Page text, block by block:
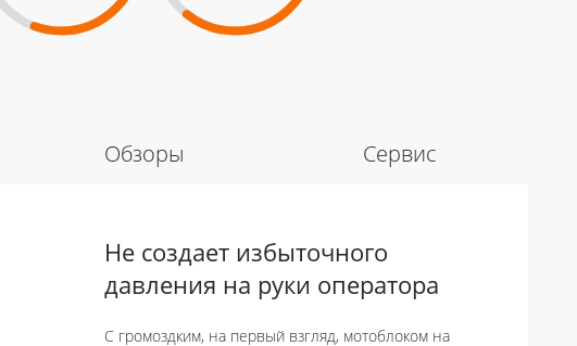
Обзоры Сервис
Не создает избыточного
давления на руки оператора
С громоздким, на первый взгляд, мотоблоком на